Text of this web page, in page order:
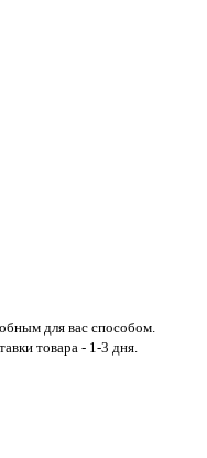
для вас способом.
товара - 1-3 дня.